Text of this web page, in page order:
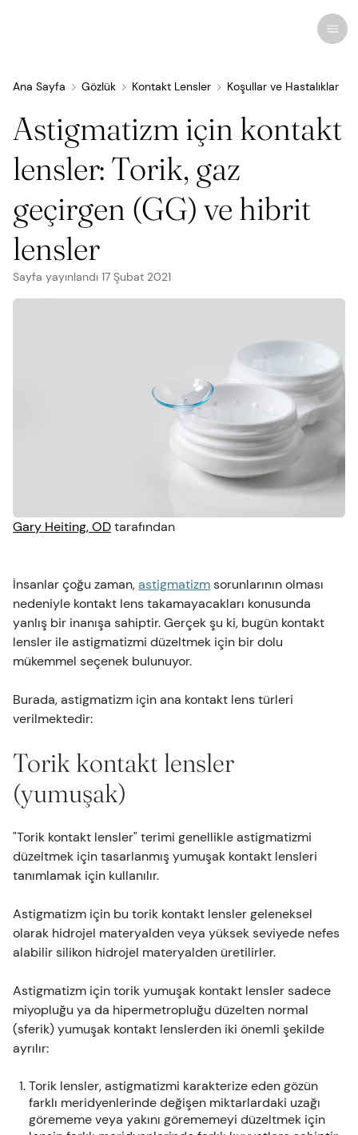
Tüm Göz Hastalıkları
İlgili
Bilgisayar Görme Sendromu
Kozmetik
Göz Anatomisi
Göz Doktorları
Ebeveynler ve Çocuklar
Evcil Hayvanlar ve Hayvanlar
Vizyon ve Yol Güvenliği
İlaçlar & Tıbbi Ürünler
Çözümler
Görme Terapisi
Kontakt Lensler
Gözlükler
Güneş gözlüğü
Haberler
İnsan İlgi Alanı
İnfografikler
Koşullar ve Hastalıklar
Göz Bakımı
Tedaviler ve Ameliyatlar
Gözlük
Son araştırmalar
Ana Sayfa Gözlük Kontakt Lensler Koşullar ve Hastalıklar
Astigmatizm için kontakt
lensler: Torik, gaz
geçirgen (GG) ve hibrit
lensler
Sayfa yayınlandı 17 Şubat 2021
Gary Heiting, ODtarafından
İnsanlar çoğu zaman,astigmatizmsorunlarının olması
nedeniyle kontakt lens takamayacakları konusunda
yanlış bir inanışa sahiptir. Gerçek şu ki, bugün kontakt
lensler ile astigmatizmi düzeltmek için bir dolu
mükemmel seçenek bulunuyor.
Burada, astigmatizm için ana kontakt lens türleri
verilmektedir:
Torik kontakt lensler
(yumuşak)
"Torik kontakt lensler" terimi genellikle astigmatizmi
düzeltmek için tasarlanmış yumuşak kontakt lensleri
tanımlamak için kullanılır.
Astigmatizm için bu torik kontakt lensler geleneksel
olarak hidrojel materyalden veya yüksek seviyede nefes
alabilir silikon hidrojel materyalden üretilirler.
Astigmatizm için torik yumuşak kontakt lensler sadece
miyopluğu ya da hipermetropluğu düzelten normal
(sferik) yumuşak kontakt lenslerden iki önemli şekilde
ayrılır:
Torik lensler, astigmatizmi karakterize eden gözün
farklı meridyenlerinde değişen miktarlardaki uzağı
görememe veya yakını görememeyi düzeltmek için